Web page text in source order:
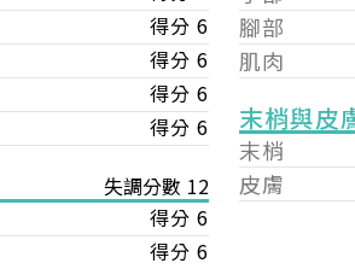
得分 6
得分 6
得分 6
得分 6
失調分數 12
得分 6
得分 6
腳部
肌肉
末梢與皮
末梢
皮膚